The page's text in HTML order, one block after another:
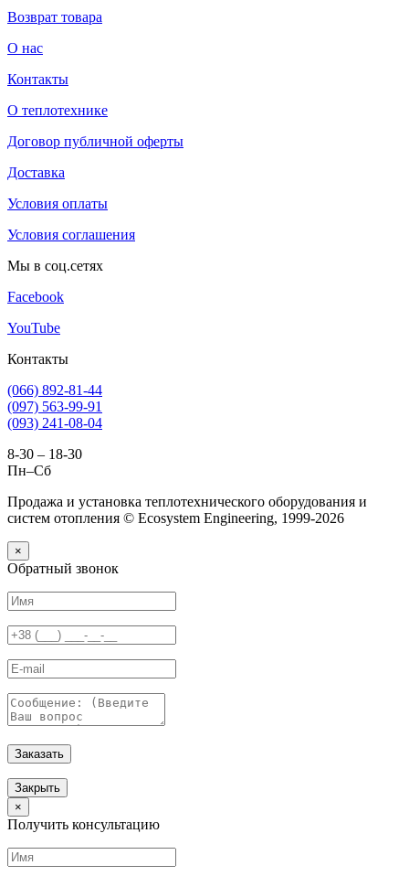
Возврат товара
О нас
Контакты
О теплотехнике
Договор публичной оферты
Доставка
Условия оплаты
Условия соглашения
Мы в соц.сетях
Facebook
YouTube
Контакты
(066) 892-81-44
(097) 563-99-91
(093) 241-08-04
8-30 – 18-30
Пн–Сб
Продажа и установка теплотехнического оборудования и
систем отопления © Ecosystem Engineering, 1999-2026
×
Обратный звонок
Заказать
Закрыть
×
Получить консультацию